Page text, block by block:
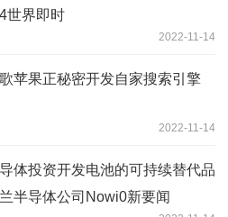
世界即时
2022-11-14
苹果正秘密开发自家搜索引擎
2022-11-14
体投资开发电池的可持续替代品
半导体公司Nowi0新要闻